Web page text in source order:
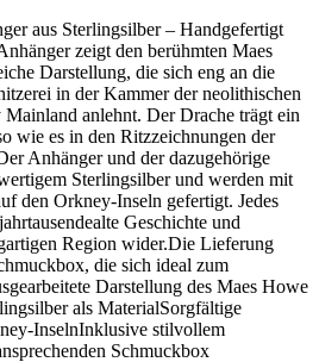
aus Sterlingsilber – Handgefertigt
zeigt den berühmten Maes
Darstellung, die sich eng an die
in der Kammer der neolithischen
anlehnt. Der Drache trägt ein
wie es in den Ritzzeichnungen der
Anhänger und der dazugehörige
Sterlingsilber und werden mit
den Orkney-Inseln gefertigt. Jedes
Geschichte und
Region wider.Die Lieferung
die sich ideal zum
Darstellung des Maes Howe
als MaterialSorgfältige
InselnInklusive stilvollem
Schmuckbox